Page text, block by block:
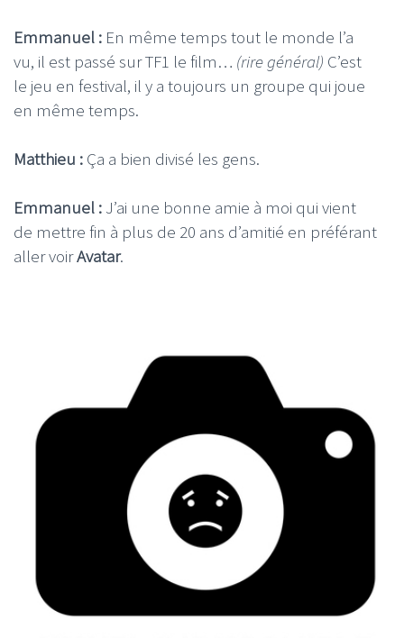
Emmanuel : En même temps tout le monde l’a
vu, il est passé sur TF1 le film… (rire général) C’est
le jeu en festival, il y a toujours un groupe qui joue
en même temps.
Matthieu : Ça a bien divisé les gens.
Emmanuel : J’ai une bonne amie à moi qui vient
de mettre fin à plus de 20 ans d’amitié en préférant
aller voirAvatar.